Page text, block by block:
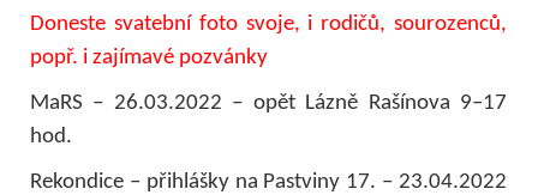
Doneste svatební foto svoje, i rodičů, sourozenců,
popř. i zajímavé pozvánky
MaRS – 26.03.2022 – opět Lázně Rašínova 9–17
hod.
Rekondice – přihlášky na Pastviny 17. – 23.04.2022